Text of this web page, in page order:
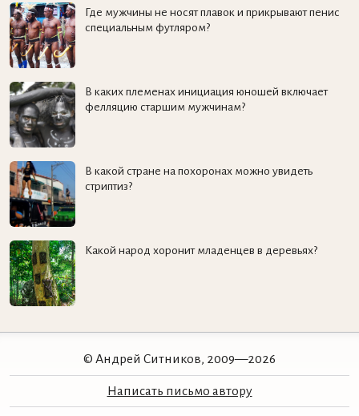
Где мужчины не носят плавок и прикрывают пенис
специальным футляром?
В каких племенах инициация юношей включает
фелляцию старшим мужчинам?
В какой стране на похоронах можно увидеть
стриптиз?
Какой народ хоронит младенцев в деревьях?
© Андрей Ситников, 2009—2026
Написать письмо автору